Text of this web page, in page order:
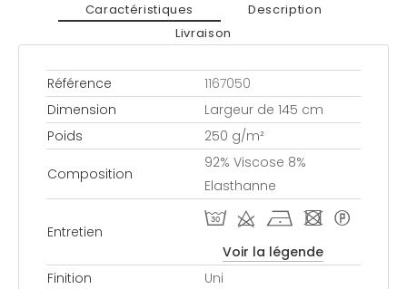
Caractéristiques
Description
Livraison
Référence
1167050
Dimension
Largeur de 145 cm
Poids
250 g/m²
Composition
92% Viscose 8%
Elasthanne
Entretien
T d h - *
Voir la légende
Finition
Uni